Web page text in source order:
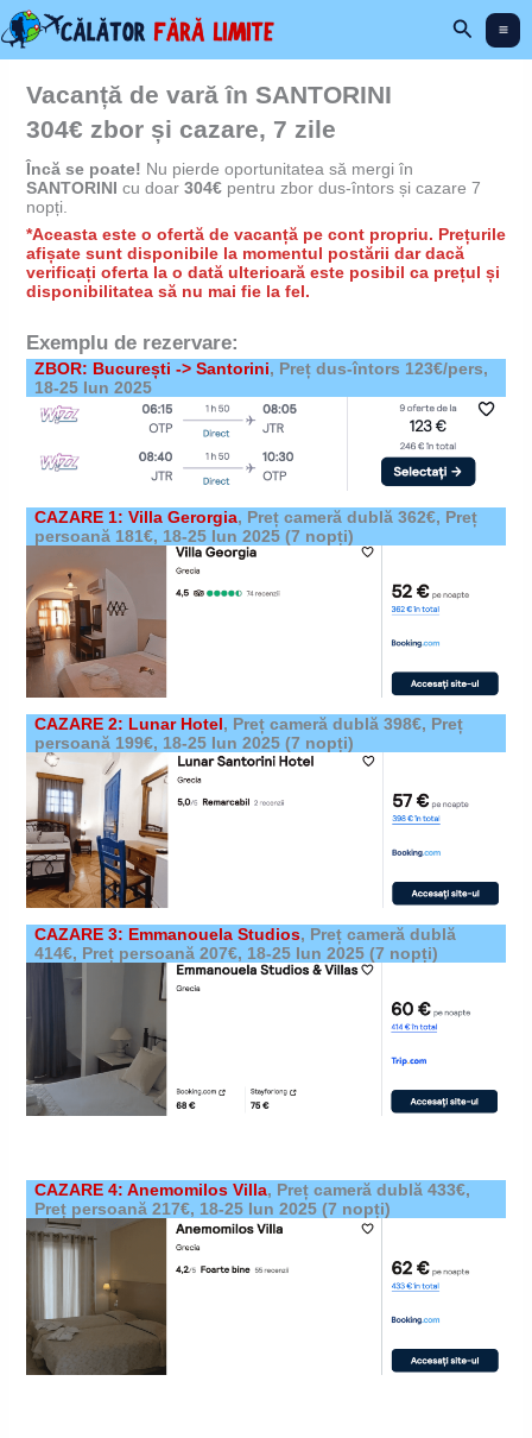
Skip
to
content
Search
Vacanță de vară în SANTORINI
304€ zbor și cazare, 7 zile
Încă se poate! Nu pierde oportunitatea să mergi în
SANTORINI cu doar 304€pentru zbor dus-întors și cazare 7
nopți.
*Aceasta este o ofertă de vacanță pe cont propriu. Prețurile
afișate sunt disponibile la momentul postării dar dacă
verificați oferta la o dată ulterioară este posibil ca prețul și
disponibilitatea să nu mai fie la fel.
Exemplu de rezervare:
ZBOR: București -> Santorini, Preț dus-întors 123€/pers,
18-25 Iun 2025
CAZARE 1: Villa Gerorgia, Preț cameră dublă 362€, Preț
persoană 181€, 18-25 Iun 2025(7 nopți)
CAZARE 2: Lunar Hotel, Preț cameră dublă 398€, Preț
persoană 199€, 18-25 Iun 2025(7 nopți)
CAZARE 3: Emmanouela Studios, Preț cameră dublă
414€, Preț persoană 207€, 18-25 Iun 2025(7 nopți)
CAZARE 4: Anemomilos Villa, Preț cameră dublă 433€,
Preț persoană 217€, 18-25 Iun 2025(7 nopți)